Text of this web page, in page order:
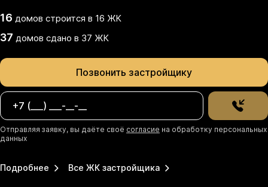
16 домов строится в 16 ЖК
37 домов сдано в 37 ЖК
Позвонить застройщику
Отправляя заявку, вы даёте своё согласие на обработку персональных
данных
Подробнее Все ЖК застройщика